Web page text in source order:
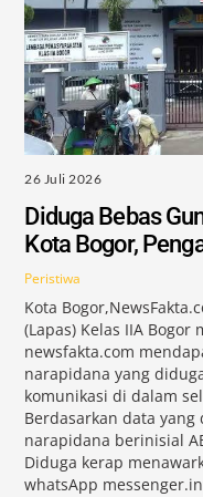
26 Juli 2026
Diduga Bebas
Kota Bogor,
Peristiwa
Kota
(Lapas) Kelas IIA
newsfakta.com
narapidana yang
komunikasi di dalam
Berdasarkan data
narapidana berinisial
Diduga kerap
whatsApp